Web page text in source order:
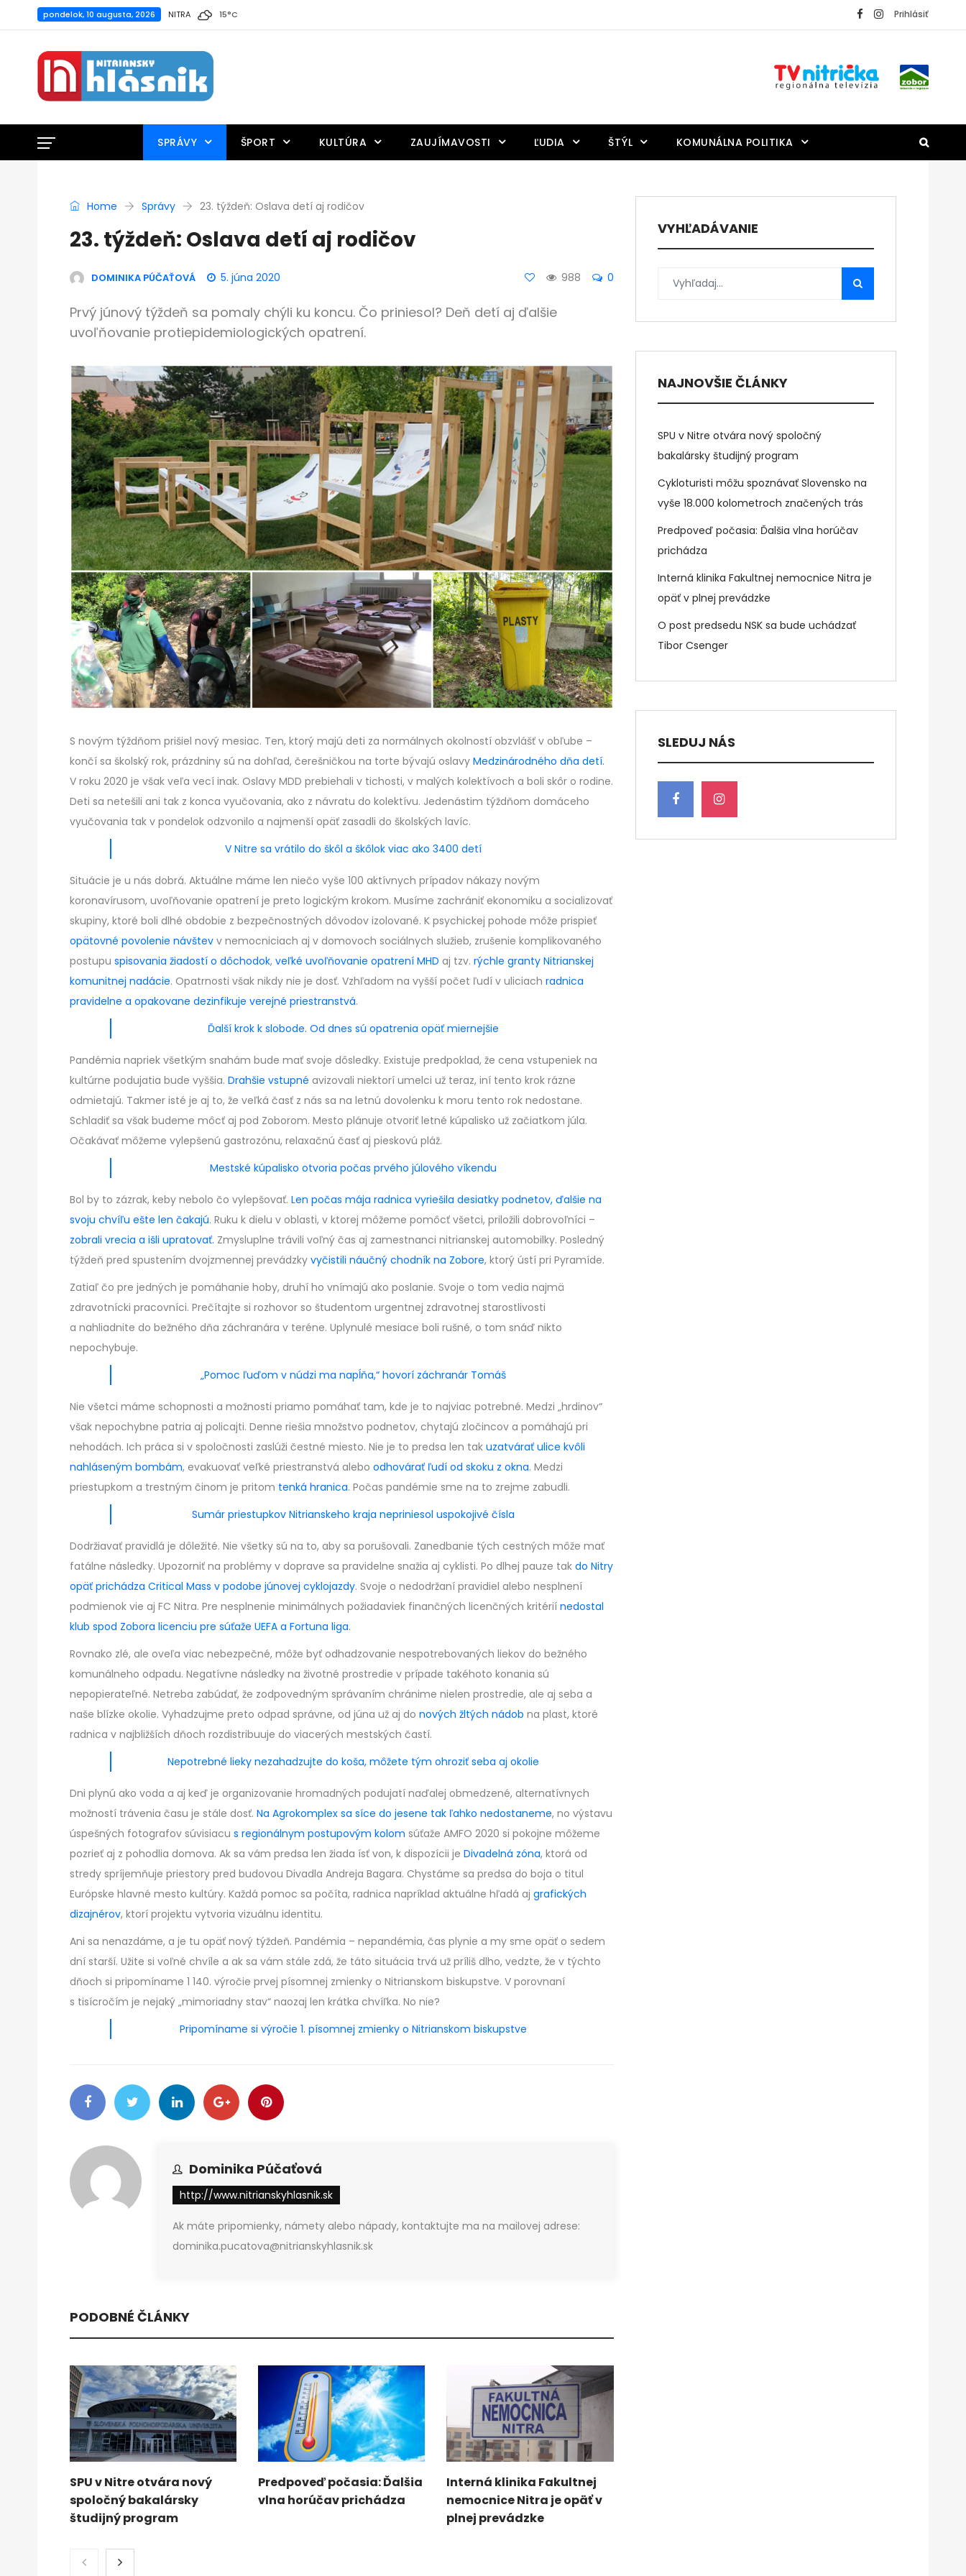
pondelok, 10 augusta, 2026 NITRA 15°C Prihlásiť
SPRÁVY ŠPORT KULTÚRA ZAUJÍMAVOSTI ĽUDIA ŠTÝL KOMUNÁLNA POLITIKA
Home Správy 23. týždeň: Oslava detí aj rodičov
23. týždeň: Oslava detí aj rodičov
DOMINIKA PÚČAŤOVÁ 5. júna 2020 988 0
Prvý júnový týždeň sa pomaly chýli ku koncu. Čo priniesol? Deň detí aj ďalšie
uvoľňovanie protiepidemiologických opatrení.
S novým týždňom prišiel nový mesiac. Ten, ktorý majú deti za normálnych okolností obzvlášť v obľube –
končí sa školský rok, prázdniny sú na dohľad, čerešničkou na torte bývajú oslavy Medzinárodného dňa detí.
V roku 2020 je však veľa vecí inak. Oslavy MDD prebiehali v tichosti, v malých kolektívoch a boli skôr o rodine.
Deti sa netešili ani tak z konca vyučovania, ako z návratu do kolektívu. Jedenástim týždňom domáceho
vyučovania tak v pondelok odzvonilo a najmenší opäť zasadli do školských lavíc.
V Nitre sa vrátilo do škôl a škôlok viac ako 3400 detí
Situácie je u nás dobrá. Aktuálne máme len niečo vyše 100 aktívnych prípadov nákazy novým
koronavírusom, uvoľňovanie opatrení je preto logickým krokom. Musíme zachrániť ekonomiku a socializovať
skupiny, ktoré boli dlhé obdobie z bezpečnostných dôvodov izolované. K psychickej pohode môže prispieť
opätovné povolenie návštev v nemocniciach aj v domovoch sociálnych služieb, zrušenie komplikovaného
postupu spisovania žiadostí o dôchodok, veľké uvoľňovanie opatrení MHD aj tzv. rýchle granty Nitrianskej
komunitnej nadácie. Opatrnosti však nikdy nie je dosť. Vzhľadom na vyšší počet ľudí v uliciach radnica
pravidelne a opakovane dezinfikuje verejné priestranstvá.
Ďalší krok k slobode. Od dnes sú opatrenia opäť miernejšie
Pandémia napriek všetkým snahám bude mať svoje dôsledky. Existuje predpoklad, že cena vstupeniek na
kultúrne podujatia bude vyššia. Drahšie vstupné avizovali niektorí umelci už teraz, iní tento krok rázne
odmietajú. Takmer isté je aj to, že veľká časť z nás sa na letnú dovolenku k moru tento rok nedostane.
Schladiť sa však budeme môcť aj pod Zoborom. Mesto plánuje otvoriť letné kúpalisko už začiatkom júla.
Očakávať môžeme vylepšenú gastrozónu, relaxačnú časť aj pieskovú pláž.
Mestské kúpalisko otvoria počas prvého júlového víkendu
Bol by to zázrak, keby nebolo čo vylepšovať. Len počas mája radnica vyriešila desiatky podnetov, ďalšie na
svoju chvíľu ešte len čakajú. Ruku k dielu v oblasti, v ktorej môžeme pomôcť všetci, priložili dobrovoľníci –
zobrali vrecia a išli upratovať. Zmysluplne trávili voľný čas aj zamestnanci nitrianskej automobilky. Posledný
týždeň pred spustením dvojzmennej prevádzky vyčistili náučný chodník na Zobore, ktorý ústí pri Pyramíde.
Zatiaľ čo pre jedných je pomáhanie hoby, druhí ho vnímajú ako poslanie. Svoje o tom vedia najmä
zdravotnícki pracovníci. Prečítajte si rozhovor so študentom urgentnej zdravotnej starostlivosti
a nahliadnite do bežného dňa záchranára v teréne. Uplynulé mesiace boli rušné, o tom snáď nikto
nepochybuje.
„Pomoc ľuďom v núdzi ma napĺňa,“ hovorí záchranár Tomáš
Nie všetci máme schopnosti a možnosti priamo pomáhať tam, kde je to najviac potrebné. Medzi „hrdinov“
však nepochybne patria aj policajti. Denne riešia množstvo podnetov, chytajú zločincov a pomáhajú pri
nehodách. Ich práca si v spoločnosti zaslúži čestné miesto. Nie je to predsa len tak uzatvárať ulice kvôli
nahláseným bombám, evakuovať veľké priestranstvá alebo odhovárať ľudí od skoku z okna. Medzi
priestupkom a trestným činom je pritom tenká hranica. Počas pandémie sme na to zrejme zabudli.
Sumár priestupkov Nitrianskeho kraja nepriniesol uspokojivé čísla
Dodržiavať pravidlá je dôležité. Nie všetky sú na to, aby sa porušovali. Zanedbanie tých cestných môže mať
fatálne následky. Upozorniť na problémy v doprave sa pravidelne snažia aj cyklisti. Po dlhej pauze tak do Nitry
opäť prichádza Critical Mass v podobe júnovej cyklojazdy. Svoje o nedodržaní pravidiel alebo nesplnení
podmienok vie aj FC Nitra. Pre nesplnenie minimálnych požiadaviek finančných licenčných kritérií nedostal
klub spod Zobora licenciu pre súťaže UEFA a Fortuna liga.
Rovnako zlé, ale oveľa viac nebezpečné, môže byť odhadzovanie nespotrebovaných liekov do bežného
komunálneho odpadu. Negatívne následky na životné prostredie v prípade takéhoto konania sú
nepopierateľné. Netreba zabúdať, že zodpovedným správaním chránime nielen prostredie, ale aj seba a
naše blízke okolie. Vyhadzujme preto odpad správne, od júna už aj do nových žltých nádob na plast, ktoré
radnica v najbližších dňoch rozdistribuuje do viacerých mestských častí.
Nepotrebné lieky nezahadzujte do koša, môžete tým ohroziť seba aj okolie
Dni plynú ako voda a aj keď je organizovanie hromadných podujatí naďalej obmedzené, alternatívnych
možností trávenia času je stále dosť. Na Agrokomplex sa síce do jesene tak ľahko nedostaneme, no výstavu
úspešných fotografov súvisiacu s regionálnym postupovým kolom súťaže AMFO 2020 si pokojne môžeme
pozrieť aj z pohodlia domova. Ak sa vám predsa len žiada ísť von, k dispozícii je Divadelná zóna, ktorá od
stredy spríjemňuje priestory pred budovou Divadla Andreja Bagara. Chystáme sa predsa do boja o titul
Európske hlavné mesto kultúry. Každá pomoc sa počíta, radnica napríklad aktuálne hľadá aj grafických
dizajnérov, ktorí projektu vytvoria vizuálnu identitu.
Ani sa nenazdáme, a je tu opäť nový týždeň. Pandémia – nepandémia, čas plynie a my sme opäť o sedem
dní starší. Užite si voľné chvíle a ak sa vám stále zdá, že táto situácia trvá už príliš dlho, vedzte, že v týchto
dňoch si pripomíname 1 140. výročie prvej písomnej zmienky o Nitrianskom biskupstve. V porovnaní
s tisícročím je nejaký „mimoriadny stav“ naozaj len krátka chvíľka. No nie?
Pripomíname si výročie 1. písomnej zmienky o Nitrianskom biskupstve
Dominika Púčaťová
http://www.nitrianskyhlasnik.sk
Ak máte pripomienky, námety alebo nápady, kontaktujte ma na mailovej adrese:
dominika.pucatova@nitrianskyhlasnik.sk
PODOBNÉ ČLÁNKY
SPU v Nitre otvára nový
spoločný bakalársky
študijný program
Predpoveď počasia: Ďalšia
vlna horúčav prichádza
Interná klinika Fakultnej
nemocnice Nitra je opäť v
plnej prevádzke
VYHĽADÁVANIE
NAJNOVŠIE ČLÁNKY
SPU v Nitre otvára nový spoločný
bakalársky študijný program
Cykloturisti môžu spoznávať Slovensko na
vyše 18.000 kolometroch značených trás
Predpoveď počasia: Ďalšia vlna horúčav
prichádza
Interná klinika Fakultnej nemocnice Nitra je
opäť v plnej prevádzke
O post predsedu NSK sa bude uchádzať
Tibor Csenger
SLEDUJ NÁS